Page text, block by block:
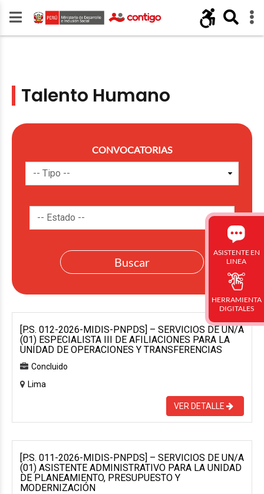
Talento Humano
CONVOCATORIAS
[P.S. 012-2026-MIDIS-PNPDS] – SERVICIOS DE UN/A
(01) ESPECIALISTA III DE AFILIACIONES PARA LA
UNIDAD DE OPERACIONES Y TRANSFERENCIAS
Concluido
Lima
VER DETALLE
[P.S. 011-2026-MIDIS-PNPDS] – SERVICIOS DE UN/A
(01) ASISTENTE ADMINISTRATIVO PARA LA UNIDAD
DE PLANEAMIENTO, PRESUPUESTO Y
MODERNIZACIÓN
ASISTENTE EN
LINEA
HERRAMIENTA
DIGITALES